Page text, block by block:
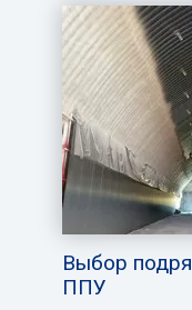
Выбор
ППУ